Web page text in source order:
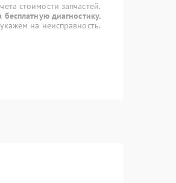
стоимости запчастей.
бесплатную диагностику.
на неисправность.